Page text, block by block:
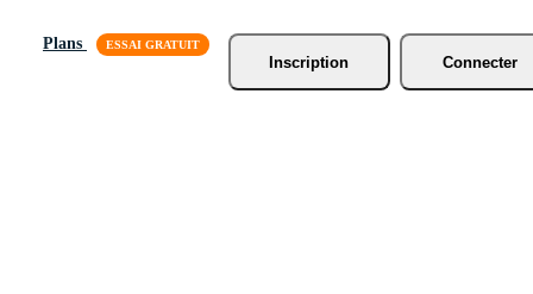
Plans
Inscription
Connecter